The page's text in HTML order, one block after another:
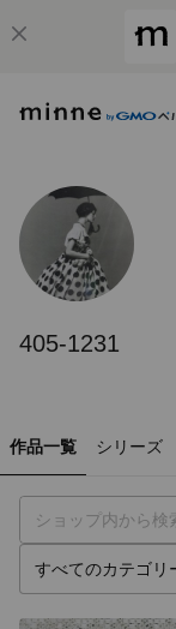
405-1231
作品一覧 シリーズ